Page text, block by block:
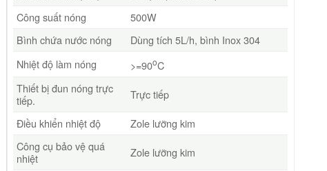
Công suất nóng
500W
Bình chứa nước nóng
Dùng tích 5L/h, bình Inox 304
Nhiệt độ làm nóng
>=90oC
Thiết bị đun nóng trực
tiếp.
Trực tiếp
Điều khiển nhiệt độ
Zole lưỡng kim
Công cụ bảo vệ quá
nhiệt
Zole lưỡng kim